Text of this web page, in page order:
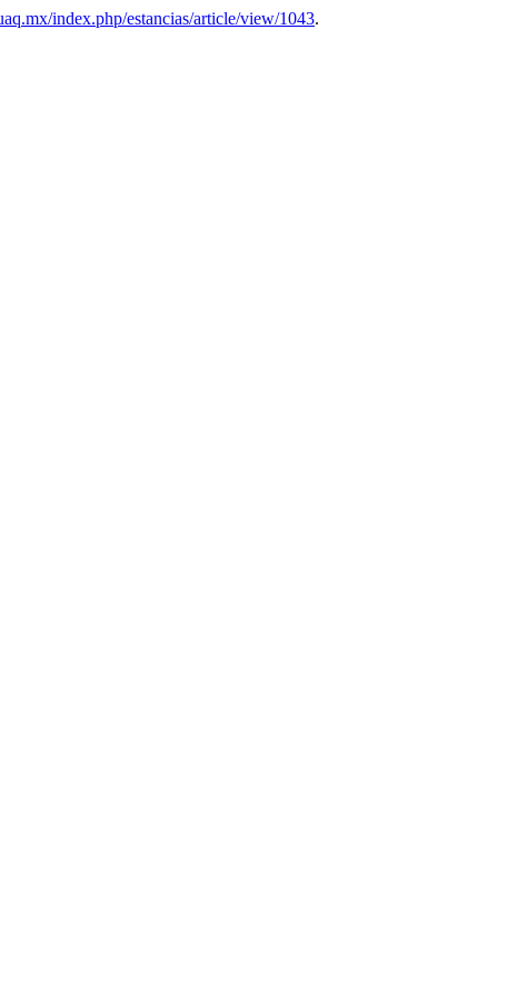
index.php/estancias/article/view/1043.